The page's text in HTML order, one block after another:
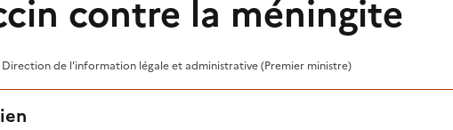
contre la méningite
Direction de l'information légale et administrative (Premier ministre)